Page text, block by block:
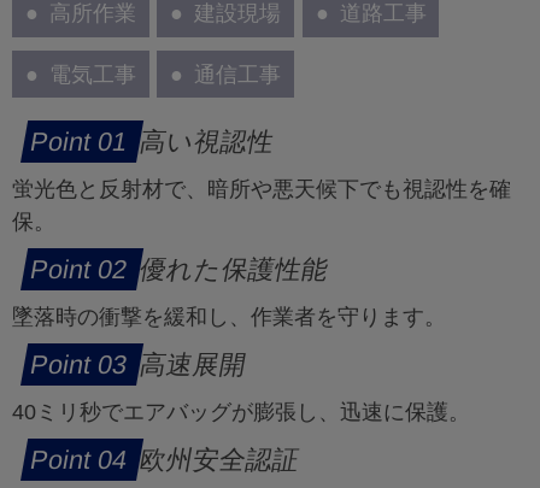
高所作業
建設現場 道路工事
電気工事 通信工事
高い視認性
蛍光色と反射材で、暗所や悪天候下でも視認性を確
保。
優れた保護性能
墜落時の衝撃を緩和し、作業者を守ります。
高速展開
40ミリ秒でエアバッグが膨張し、迅速に保護。
欧州安全認証